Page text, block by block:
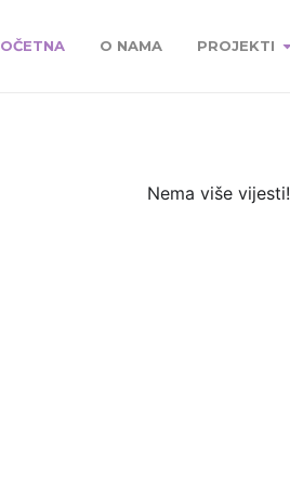
O NAMA PROJEKTI
Nema više vijesti!